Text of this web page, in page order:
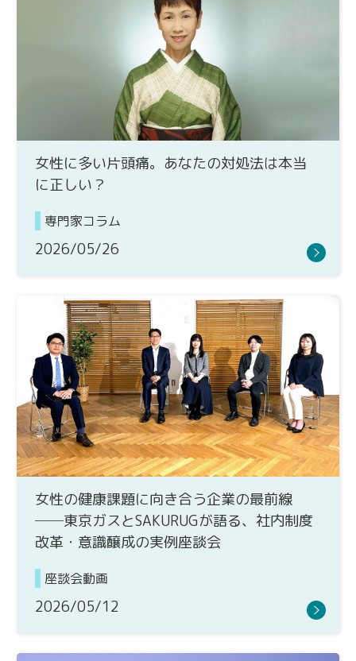
女性に多い片頭痛。あなたの対処法は本当
に正しい？
専門家コラム
2026/05/26
女性の健康課題に向き合う企業の最前線
──東京ガスとSAKURUGが語る、社内制度
改革・意識醸成の実例座談会
座談会動画
2026/05/12